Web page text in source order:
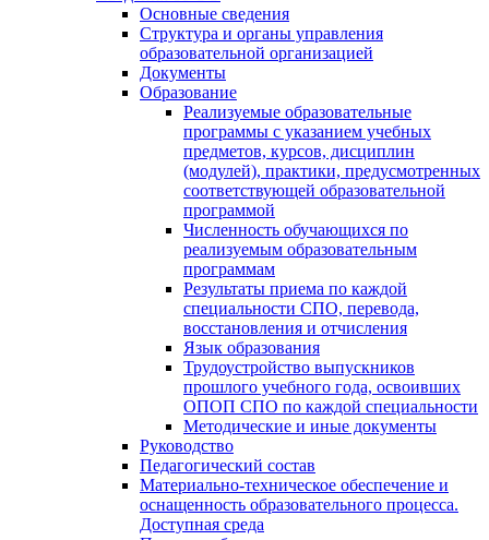
Основные сведения
Структура и органы управления
образовательной организацией
Документы
Образование
Реализуемые образовательные
программы с указанием учебных
предметов, курсов, дисциплин
(модулей), практики, предусмотренных
соответствующей образовательной
программой
Численность обучающихся по
реализуемым образовательным
программам
Результаты приема по каждой
специальности СПО, перевода,
восстановления и отчисления
Язык образования
Трудоустройство выпускников
прошлого учебного года, освоивших
ОПОП СПО по каждой специальности
Методические и иные документы
Руководство
Педагогический состав
Материально-техническое обеспечение и
оснащенность образовательного процесса.
Доступная среда